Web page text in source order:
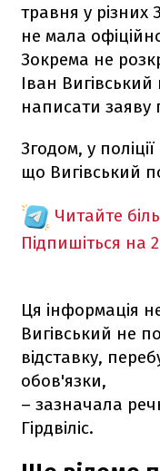
травня у різних
не мала
Зокрема не
Іван
написати заяву
Згодом, у
що Вигівський
Читайте
Підпишіться на
Ця інформація
Вигівський не
відставку,
обов'язки,
– зазначала
Гірдвіліс.